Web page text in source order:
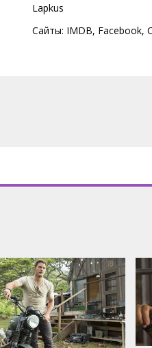
Lapkus
Сайты: IMDB, Facebook,